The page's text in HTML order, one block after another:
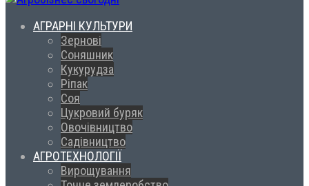
АГРАРНІ КУЛЬТУРИ
Зернові
Соняшник
Кукурудза
Ріпак
Соя
Цукровий буряк
Овочівництво
Садівництво
АГРОТЕХНОЛОГІЇ
Вирощування